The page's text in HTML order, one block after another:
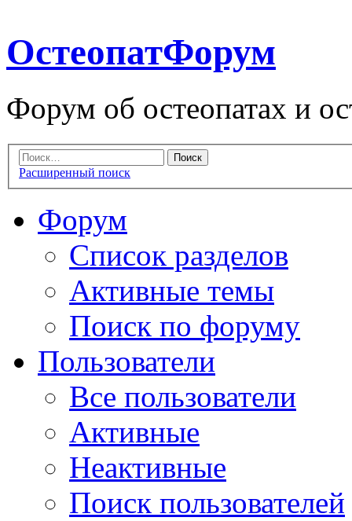
ОстеопатФорум
Форум об остеопатах и
Расширенный поиск
Форум
Список разделов
Активные темы
Поиск по форуму
Пользователи
Все пользователи
Активные
Неактивные
Поиск пользователей